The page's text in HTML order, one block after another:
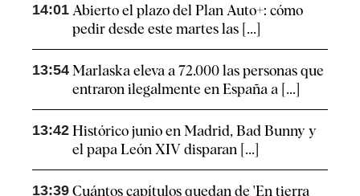
14:01 Abierto el plazo del Plan Auto+: cómo
pedir desde este martes las [...]
13:54 Marlaska eleva a 72.000 las personas que
entraron ilegalmente en España a [...]
13:42 Histórico junio en Madrid, Bad Bunny y
el papa León XIV disparan [...]
13:39 Cuántos capítulos quedan de 'En tierra